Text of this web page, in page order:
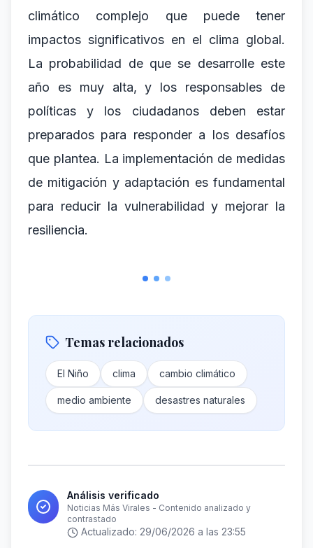
climático complejo que puede tener
impactos significativos en el clima global.
La probabilidad de que se desarrolle este
año es muy alta, y los responsables de
políticas y los ciudadanos deben estar
preparados para responder a los desafíos
que plantea. La implementación de medidas
de mitigación y adaptación es fundamental
para reducir la vulnerabilidad y mejorar la
resiliencia.
Temas relacionados
El Niño clima cambio climático
medio ambiente desastres naturales
Análisis verificado
Noticias Más Virales - Contenido analizado y
contrastado
Actualizado: 29/06/2026 a las 23:55